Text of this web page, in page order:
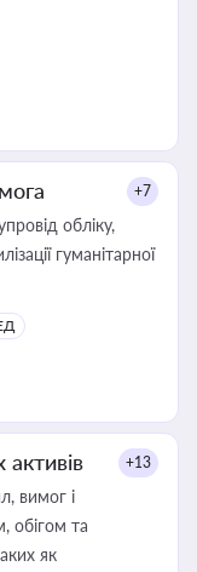
+7
обліку,
гуманітарної
активів +13
вимог і
обігом та
як